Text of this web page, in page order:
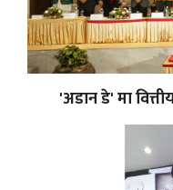
'अडान डे' मा